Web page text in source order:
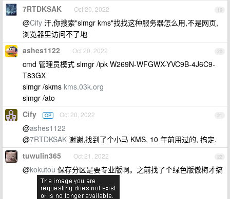
19
7RTDKSAK Oct 20, 2022
@Cify 汗,你搜索"slmgr kms"找找这种服务器怎么用,不是网页,
浏览器里访问不了地
20
ashes1122 Oct 20, 2022
cmd 管理员模式 slmgr /ipk W269N-WFGWX-YVC9B-4J6C9-
T83GX
slmgr /skms kms.03k.org
slmgr /ato
21
Cify OP Oct 20, 2022
@ashes1122
@7RTDKSAK 谢谢,找到了个小马 KMS, 10 年前用过的, 搞定.
22
tuwulin365 Oct 21, 2022
@kokutou 保存分区是要专业版啊。之前找了个绿色版傲梅才搞